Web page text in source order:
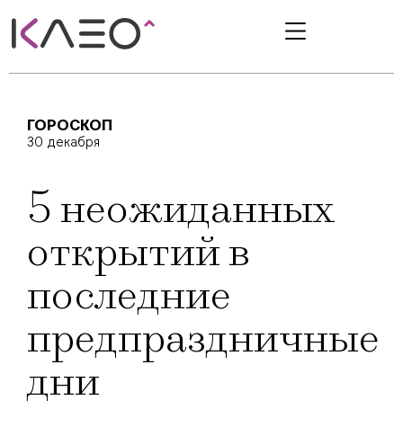
ГОРОСКОП
30 декабря
5 неожиданных
открытий в
последние
предпраздничные
дни